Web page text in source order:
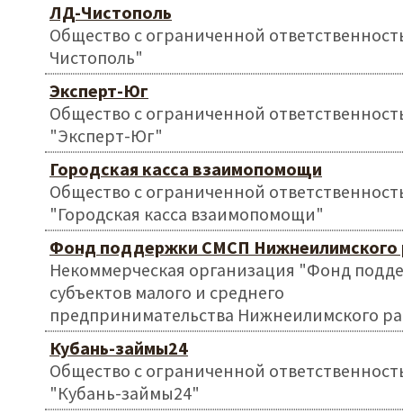
ЛД-Чистополь
Общество с ограниченной
Чистополь"
Эксперт-Юг
Общество с ограниченной
"Эксперт-Юг"
Городская касса взаимопомощи
Общество с ограниченной
"Городская касса взаимопомощи"
Фонд поддержки СМСП Нижнеилимского
Некоммерческая организация "Фонд
субъектов малого и среднего
предпринимательства Нижнеилимского
Кубань-займы24
Общество с ограниченной
"Кубань-займы24"